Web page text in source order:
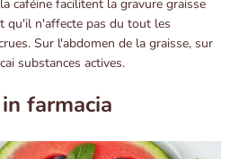
caféine facilitent la gravure graisse
qu'il n'affecte pas du tout les
Sur l'abdomen de la graisse, sur
substances actives.
farmacia